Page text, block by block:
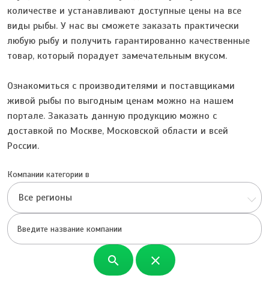
количестве и устанавливают доступные цены на все
виды рыбы. У нас вы сможете заказать практически
любую рыбу и получить гарантированно качественные
товар, который порадует замечательным вкусом.
Ознакомиться с производителями и поставщиками
живой рыбы по выгодным ценам можно на нашем
портале. Заказать данную продукцию можно с
доставкой по Москве, Московской области и всей
России.
Компании категории в
Все регионы
search close